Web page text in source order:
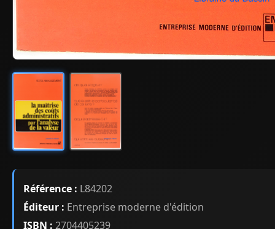
Référence : L84202
Éditeur : Entreprise moderne d'édition
ISBN : 2704405239